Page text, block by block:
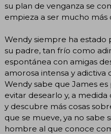
su plan de venganza se
empieza a ser mucho más
Wendy siempre ha
su padre, tan frío como
espontánea con amigas
amorosa intensa y
Wendy sabe que James
evitar desearlo y, a
y descubre más cosas
que se mueve, ya no sabe
hombre al que conoce